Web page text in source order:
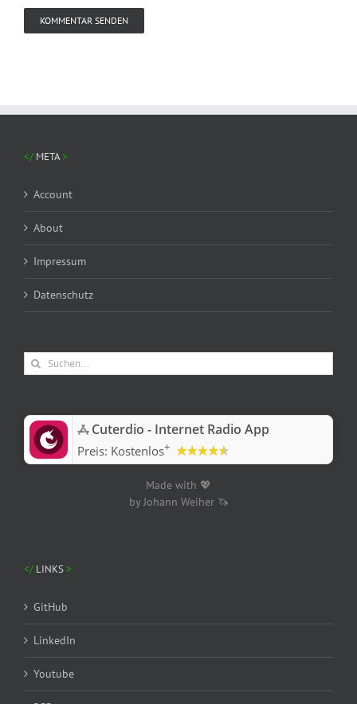
META
Account
About
Impressum
Datenschutz
Suche
nach:
‎Cuterdio - Internet Radio App
Preis: Kostenlos+
Made with 💖
by Johann Weiher 🦄
LINKS
GitHub
LinkedIn
Youtube